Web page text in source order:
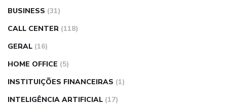
BUSINESS (31)
CALL CENTER (118)
GERAL (16)
HOME OFFICE (5)
INSTITUIÇÕES FINANCEIRAS (1)
INTELIGÊNCIA ARTIFICIAL (17)